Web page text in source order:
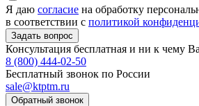
Я даю согласие на обработку
в соответствии с политикой
Консультация бесплатная и ни к чему
8 (800) 444-02-50
Бесплатный звонок по России
sale@ktptm.ru